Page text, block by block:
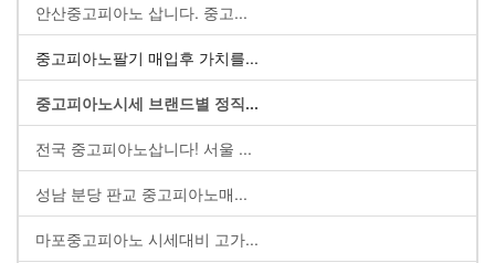
안산중고피아노 삽니다. 중고...
중고피아노팔기 매입후 가치를...
중고피아노시세 브랜드별 정직...
전국 중고피아노삽니다! 서울 ...
성남 분당 판교 중고피아노매...
마포중고피아노 시세대비 고가...